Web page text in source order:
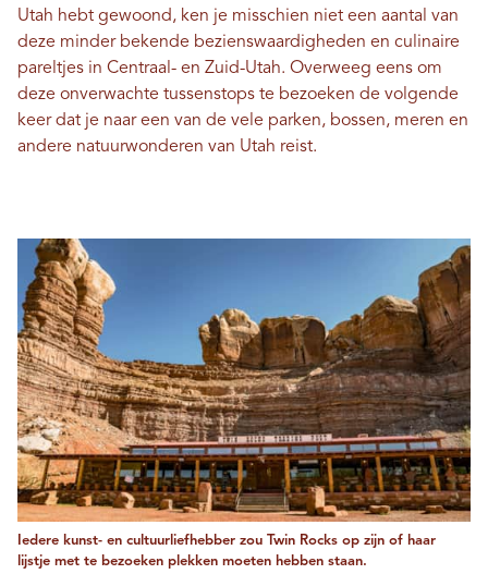
Utah hebt gewoond, ken je misschien niet een aantal van
deze minder bekende bezienswaardigheden en culinaire
pareltjes in Centraal- en Zuid-Utah. Overweeg eens om
deze onverwachte tussenstops te bezoeken de volgende
keer dat je naar een van de vele parken, bossen, meren en
andere natuurwonderen van Utah reist.
Iedere kunst- en cultuurliefhebber zou Twin Rocks op zijn of haar
lijstje met te bezoeken plekken moeten hebben staan.